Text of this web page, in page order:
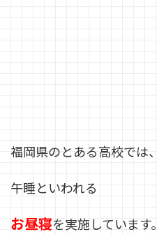
福岡県のとある高校では、
午睡といわれる
お昼寝を実施しています。